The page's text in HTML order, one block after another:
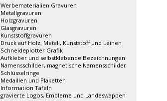
Werbematerialien Gravuren
Metallgravuren
Holzgravuren
Glasgravuren
Kunststoffgravuren
Druck auf Holz, Metall, Kunststoff und Leinen
Schneideplotter Grafik
Aufkleber und selbstklebende Bezeichnungen
Namensschilder, magnetische Namensschilder
Schlüsselringe
Medaillen und Plaketten
Information Tafeln
gravierte Logos, Embleme und Landeswappen